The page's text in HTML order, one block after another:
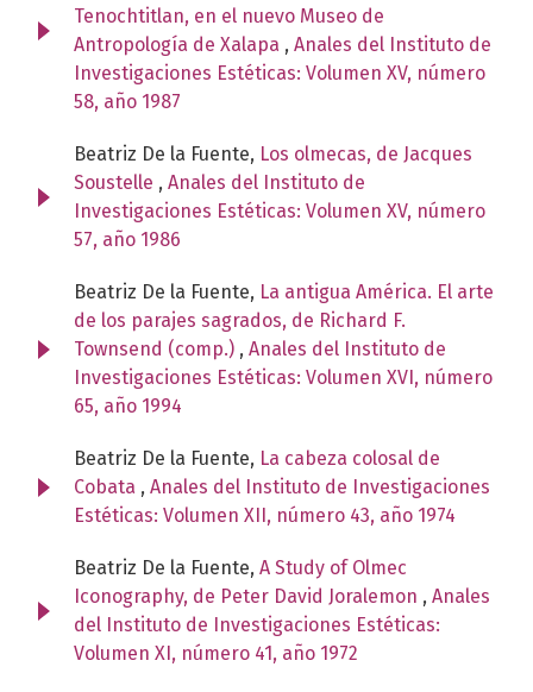
Tenochtitlan, en el nuevo Museo de
Antropología de Xalapa , Anales del Instituto de
Investigaciones Estéticas: Volumen XV, número
58, año 1987
Beatriz De la Fuente, Los olmecas, de Jacques
Soustelle , Anales del Instituto de
Investigaciones Estéticas: Volumen XV, número
57, año 1986
Beatriz De la Fuente, La antigua América. El arte
de los parajes sagrados, de Richard F.
Townsend (comp.) , Anales del Instituto de
Investigaciones Estéticas: Volumen XVI, número
65, año 1994
Beatriz De la Fuente, La cabeza colosal de
Cobata , Anales del Instituto de Investigaciones
Estéticas: Volumen XII, número 43, año 1974
Beatriz De la Fuente, A Study of Olmec
Iconography, de Peter David Joralemon , Anales
del Instituto de Investigaciones Estéticas:
Volumen XI, número 41, año 1972